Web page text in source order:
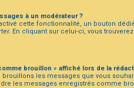
à un modérateur ?
cette fonctionnalité, un bouton
En cliquant sur celui-ci, vous
brouillon » affiché lors de la
les messages que vous
les messages enregistrés comme